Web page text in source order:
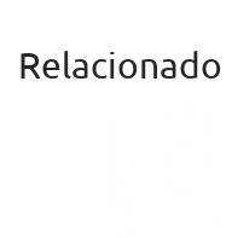
Relacionado